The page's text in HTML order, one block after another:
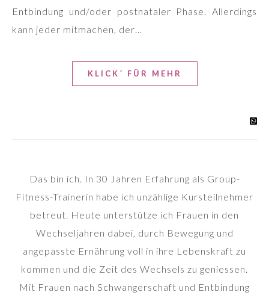
Entbindung und/oder postnataler Phase. Allerdings
kann jeder mitmachen, der…
KLICK´ FÜR MEHR
Das bin ich. In 30 Jahren Erfahrung als Group-
Fitness-Trainerin habe ich unzählige Kursteilnehmer
betreut. Heute unterstütze ich Frauen in den
Wechseljahren dabei, durch Bewegung und
angepasste Ernährung voll in ihre Lebenskraft zu
kommen und die Zeit des Wechsels zu geniessen.
Mit Frauen nach Schwangerschaft und Entbindung